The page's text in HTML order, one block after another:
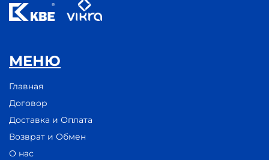
МЕНЮ
Главная
Договор
Доставка и Оплата
Возврат и Обмен
О нас